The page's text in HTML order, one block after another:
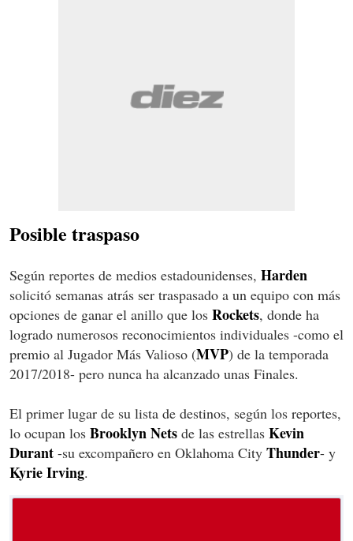
Posible traspaso
Según reportes de medios estadounidenses, Harden
solicitó semanas atrás ser traspasado a un equipo con más
opciones de ganar el anillo que los Rockets, donde ha
logrado numerosos reconocimientos individuales -como el
premio al Jugador Más Valioso (MVP) de la temporada
2017/2018- pero nunca ha alcanzado unas Finales.
El primer lugar de su lista de destinos, según los reportes,
lo ocupan los Brooklyn Nets de las estrellas Kevin
Durant -su excompañero en Oklahoma City Thunder- y
Kyrie Irving.